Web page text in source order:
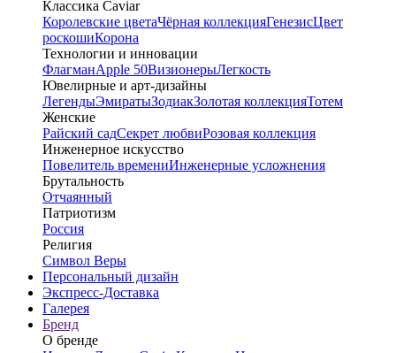
Классика Caviar
Королевские цветаЧёрная коллекцияГенезисЦвет
роскошиКорона
Технологии и инновации
ФлагманApple 50ВизионерыЛегкость
Ювелирные и арт-дизайны
ЛегендыЭмиратыЗодиакЗолотая коллекцияТотем
Женские
Райский садСекрет любвиРозовая коллекция
Инженерное искусство
Повелитель времениИнженерные усложнения
Брутальность
Отчаянный
Патриотизм
Россия
Религия
Символ Веры
Персональный дизайн
Экспресс-Доставка
Галерея
Бренд
О бренде